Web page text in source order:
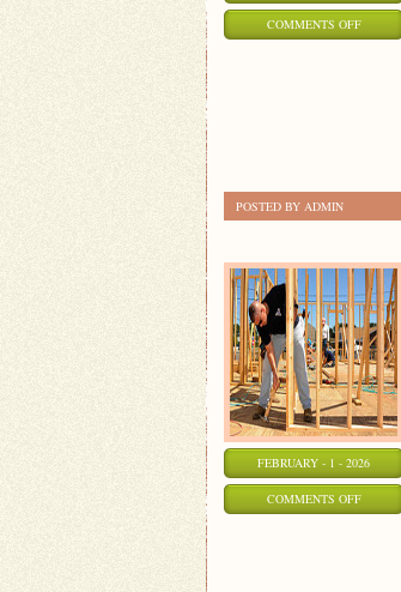
COMMENTS OFFON
POSTED BY ADMIN
FEBRUARY - 1 - 2026
COMMENTS OFFON